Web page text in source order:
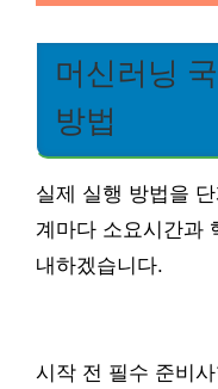
머신러닝
방법
실제 실행 방법을
계마다 소요시간과
내하겠습니다.
시작 전 필수 준비